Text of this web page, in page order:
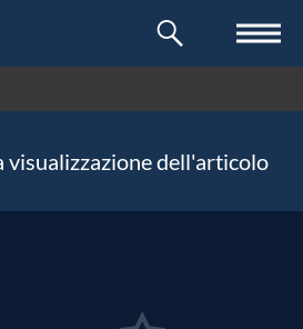
visualizzazione dell'articolo